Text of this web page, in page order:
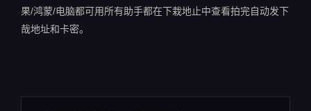
果/鸿蒙/电脑都可用所有助手都在下栽地止中查看拍完自动发下
哉地址和卡密。